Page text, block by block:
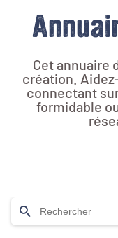
Cet annuaire
création.
connectant
formidable